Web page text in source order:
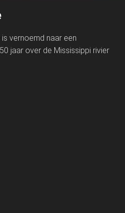
vernoemd naar een
jaar over de Mississippi rivier